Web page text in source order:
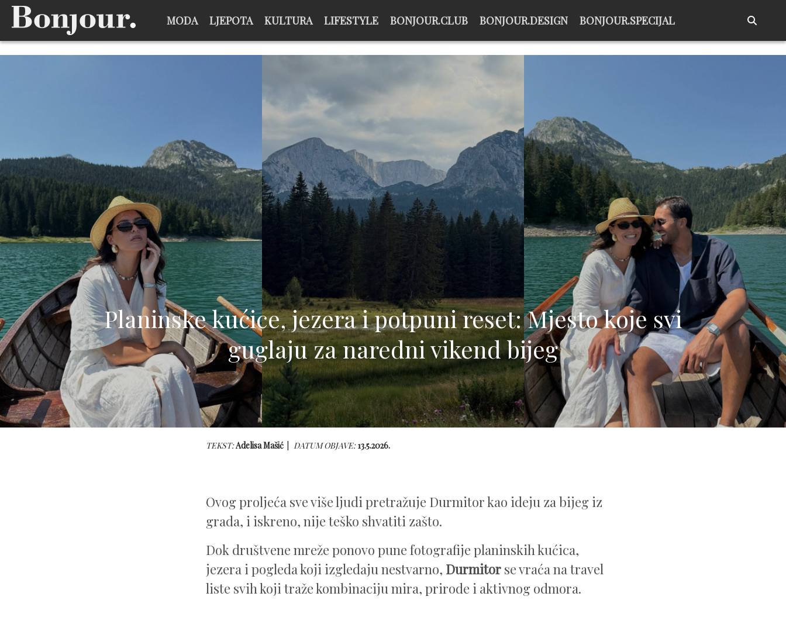
MODA LJEPOTA KULTURA LIFESTYLE BONJOUR.CLUB BONJOUR.DESIGN BONJOUR.SPECIJAL
Planinske kućice, jezera i potpuni reset: Mjesto koje svi
guglaju za naredni vikend bijeg
TEKST:Adelisa Mašić DATUM OBJAVE:13.5.2026.
Ovog proljeća sve više ljudi pretražuje Durmitor kao ideju za bijeg iz
grada, i iskreno, nije teško shvatiti zašto.
Dok društvene mreže ponovo pune fotografije planinskih kućica,
jezera i pogleda koji izgledaju nestvarno, Durmitor se vraća na travel
liste svih koji traže kombinaciju mira, prirode i aktivnog odmora.